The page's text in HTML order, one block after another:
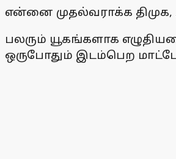
என்னை முதல்வராக்க திமுக,
பலரும் யூகங்களாக
ஒருபோதும் இடம்பெற